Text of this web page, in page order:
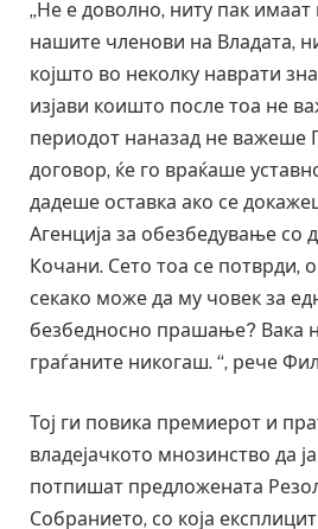
„Не е доволно, ниту пак имаат
нашите членови на Владата,
којшто во неколку наврати
изјави коишто после тоа не
периодот наназад не важеше
договор, ќе го враќаше
дадеше оставка ако се
Агенција за обезбедување со
Кочани. Сето тоа се потврди,
секако може да му човек за
безбедносно прашање? Вака
граѓаните никогаш. “, рече
Тој ги повика премиерот и
владејачкото мнозинство да
потпишат предложената
Собранието, со која